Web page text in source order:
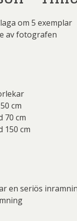
om 5 exemplar
av fotografen
cm
70 cm
150 cm
en seriös